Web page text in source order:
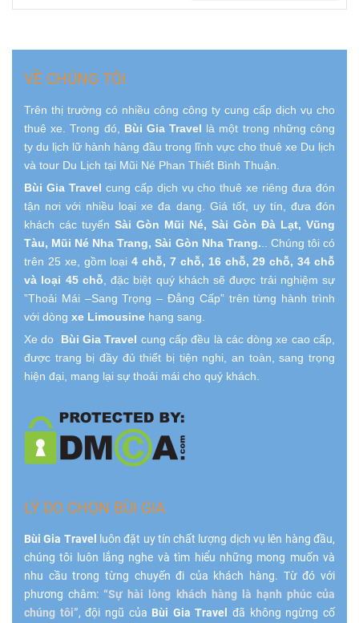
VỀ CHÚNG TÔI
Trên thị trường có nhiều công công ty cung cấp dịch vụ cho
thuê xe. Trong đó, Bùi Gia Travel là một trong những công
ty du lịch lữ hành hàng đầu trong lĩnh vực cho thuê xe Du lịch
và tour Du Lịch tại Mũi Né Phan Thiết Bình Thuận.
Bùi Gia Travel cung cấp dịch vụ cho thuê xe riêng đưa đón
tận nơi với nhiều loại xe đa dang. Giá tốt, uy tín, đưa đón
khách các tuyến Sài Gòn Mũi Né, Sài Gòn Đà Lạt, Vũng
Tàu, Mũi Né Nha Trang, Sài Gòn Nha Trang. .. Chúng tôi có
trên 25 xe, gồm loại 4 chỗ, 7 chỗ, 16 chỗ, 29 chỗ, 34 chỗ
và loại 45 chỗ , đặc biệt quý khách sẽ được trải nghiệm sự
”Thoải Mái –Sang Trọng – Đẳng Cấp” trên từng hành trình
với dòng xe Limousine hạng sang.
Xe do Bùi Gia Travel cung cấp đều là các dòng xe cao cấp,
được trang bị đầy đủ thiết bị tiện nghi, an toàn, sang trọng
hiện đại, mang lại sự thoải mái cho quý khách.
LÝ DO CHỌN BÙI GIA
Bùi Gia Travel
luôn đặt uy tín chất lượng dịch vụ lên hàng đầu,
chúng tôi luôn lắng nghe và tìm hiểu những mong muốn và
nhu cầu trong từng chuyến đi của khách hàng. Từ đó với
phương châm:“Sự hài lòng khách hàng là hạnh phúc của
chúng tôi”, đội ngũ của Bùi Gia Travel đã không ngừng cố